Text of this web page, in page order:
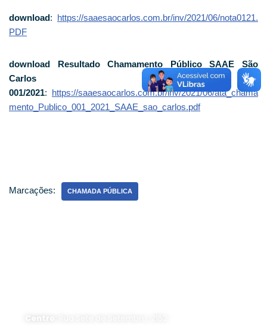
download: https://saaesaocarlos.com.br/inv/2021/06/nota0121.
PDF
download Resultado Chamamento Público SAAE São
Carlos nº
001/2021: https://saaesaocarlos.com.br/inv/2021/06/ata_chama
mento_Publico_001_2021_SAAE_sao_carlos.pdf
Marcações: CHAMADA PÚBLICA